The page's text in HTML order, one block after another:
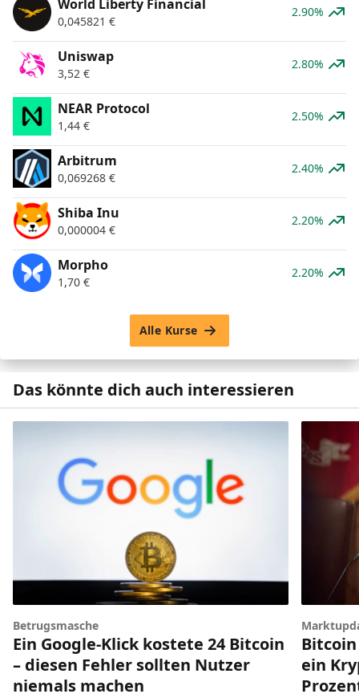
World Liberty Financial
0,045821 €
2.90%
Uniswap
3,52 €
2.80%
NEAR Protocol
1,44 €
2.50%
Arbitrum
0,069268 €
2.40%
Shiba Inu
0,000004 €
2.20%
Morpho
1,70 €
2.20%
Alle Kurse
Das könnte dich auch interessieren
Betrugsmasche
Ein Google-Klick kostete 24 Bitcoin
– diesen Fehler sollten Nutzer
niemals machen
ein